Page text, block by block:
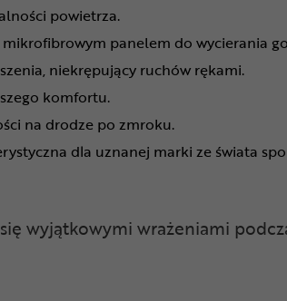
powietrza.
panelem do wycierania
niekrępujący ruchów rękami.
komfortu.
na drodze po zmroku.
dla uznanej marki ze świata
wyjątkowymi wrażeniami